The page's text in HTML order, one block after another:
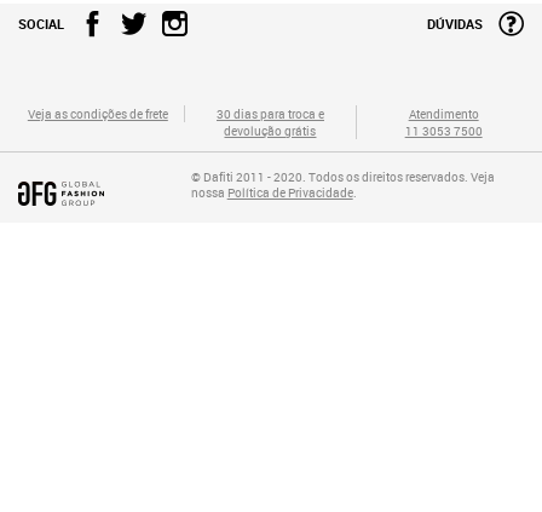
SOCIAL DÚVIDAS
Veja as condições de frete
30 dias para troca e
devolução grátis
Atendimento
11 3053 7500
© Dafiti 2011 - 2020. Todos os direitos reservados. Veja
nossa Política de Privacidade.